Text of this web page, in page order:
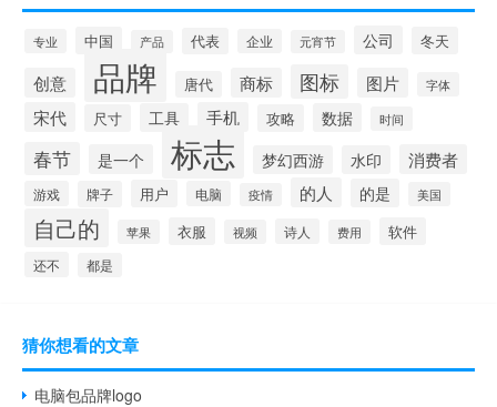
专业 中国 产品 代表 企业 元宵节 公司 冬天
创意 品牌 唐代 商标 图标 图片 字体
宋代 尺寸 工具 手机 攻略 数据 时间
春节 是一个 标志 梦幻西游 水印 消费者
游戏 牌子 用户 电脑 疫情 的人 的是 美国
自己的 苹果 衣服 视频 诗人 费用 软件
还不 都是
猜你想看的文章
电脑包品牌logo